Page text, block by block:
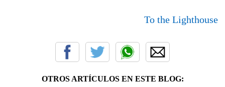
To the Lighthouse
OTROS ARTÍCULOS EN ESTE BLOG: